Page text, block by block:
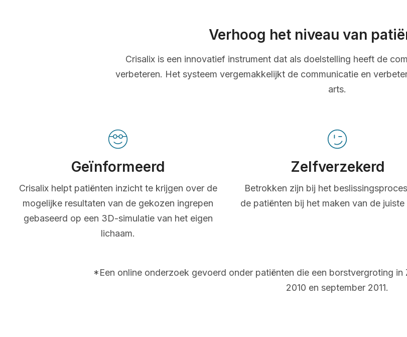
Verhoog het niveau van
Crisalix is een innovatief instrument dat als doelstelling heeft de
verbeteren. Het systeem vergemakkelijkt de communicatie en
arts.
Geïnformeerd
Crisalix helpt patiënten inzicht te krijgen over de
mogelijke resultaten van de gekozen ingrepen
gebaseerd op een 3D-simulatie van het eigen
lichaam.
Zelfverzekerd
Betrokken zijn bij het
de patiënten bij het maken van de juiste
*Een online onderzoek gevoerd onder patiënten die een borstvergroting in
2010 en september 2011.